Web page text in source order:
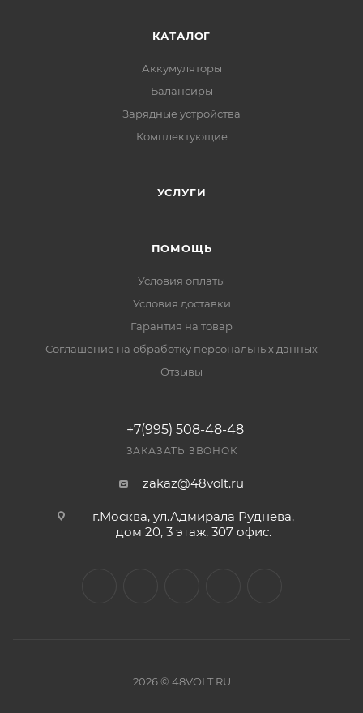
КАТАЛОГ
Аккумуляторы
Балансиры
Зарядные устройства
Комплектующие
УСЛУГИ
ПОМОЩЬ
Условия оплаты
Условия доставки
Гарантия на товар
Соглашение на обработку персональных данных
Отзывы
+7(995) 508-48-48
ЗАКАЗАТЬ ЗВОНОК
zakaz@48volt.ru
г.Москва, ул.Адмирала Руднева,
дом 20, 3 этаж, 307 офис.
2026 © 48VOLT.RU